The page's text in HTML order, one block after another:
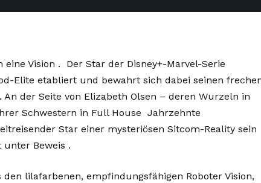
Vision . Der Star der Disney+-Marvel-Serie
Elite etabliert und bewahrt sich dabei seinen
der Seite von Elizabeth Olsen – deren Wurzeln in
Schwestern in Full House Jahrzehnte
Star einer mysteriösen Sitcom-Reality sein
unter Beweis .
lilafarbenen, empfindungsfähigen Roboter Vision,